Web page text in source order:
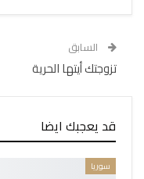
السابق
تزوجتك أيتها الحرية
قد يعجبك ايضا
سوريا